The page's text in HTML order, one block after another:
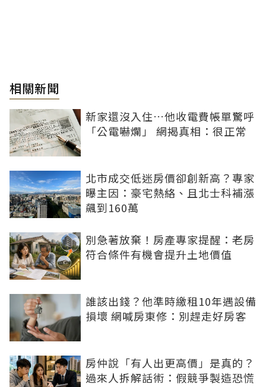
相關新聞
新家還沒入住…他收電費帳單驚呼
「公電嚇爛」 網揭真相：很正常
北市成交低迷房價卻創新高？專家
曝主因：豪宅熱絡、且北士科補漲
飆到160萬
別急著放棄！房產專家提醒：老房
符合條件有機會提升土地價值
誰該出錢？他準時繳租10年遇設備
損壞 網喊房東修：別趕走好房客
房仲說「有人出更高價」是真的？
過來人拆解話術：假競爭製造恐慌